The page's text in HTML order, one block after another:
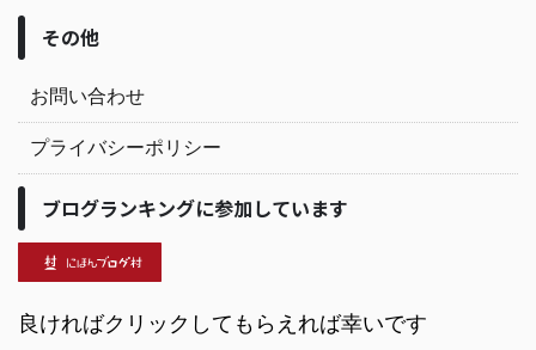
その他
お問い合わせ
プライバシーポリシー
ブログランキングに参加しています
良ければクリックしてもらえれば幸いです